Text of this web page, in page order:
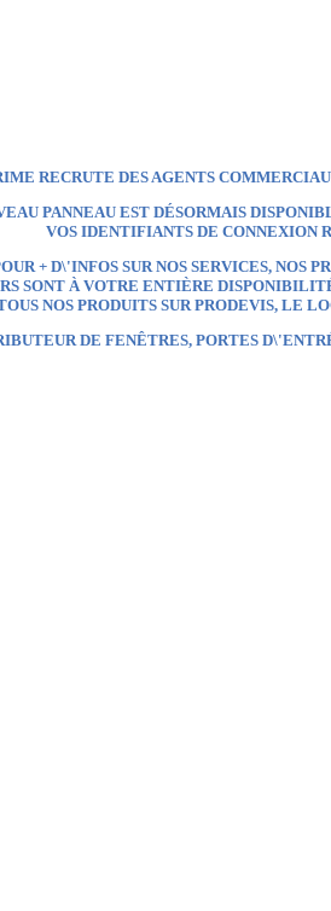
RECRUTE DES AGENTS
PANNEAU EST DÉSORMAIS
VOS IDENTIFIANTS DE CONNEXION
+ D\'INFOS SUR NOS SERVICES, NOS
SONT À VOTRE ENTIÈRE
NOS PRODUITS SUR PRODEVIS, LE
DE FENÊTRES, PORTES